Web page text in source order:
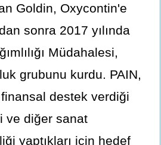
Goldin, Oxycontin'e
sonra 2017 yılında
Müdahalesi,
grubunu kurdu. PAIN,
destek verdiği
ve diğer sanat
yaptıkları için hedef